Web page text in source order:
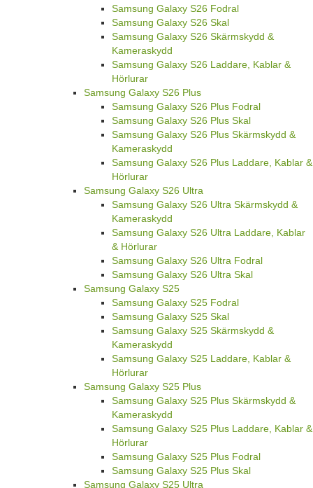
Samsung Galaxy S26 Fodral
Samsung Galaxy S26 Skal
Samsung Galaxy S26 Skärmskydd &
Kameraskydd
Samsung Galaxy S26 Laddare, Kablar &
Hörlurar
Samsung Galaxy S26 Plus
Samsung Galaxy S26 Plus Fodral
Samsung Galaxy S26 Plus Skal
Samsung Galaxy S26 Plus Skärmskydd &
Kameraskydd
Samsung Galaxy S26 Plus Laddare, Kablar &
Hörlurar
Samsung Galaxy S26 Ultra
Samsung Galaxy S26 Ultra Skärmskydd &
Kameraskydd
Samsung Galaxy S26 Ultra Laddare, Kablar
& Hörlurar
Samsung Galaxy S26 Ultra Fodral
Samsung Galaxy S26 Ultra Skal
Samsung Galaxy S25
Samsung Galaxy S25 Fodral
Samsung Galaxy S25 Skal
Samsung Galaxy S25 Skärmskydd &
Kameraskydd
Samsung Galaxy S25 Laddare, Kablar &
Hörlurar
Samsung Galaxy S25 Plus
Samsung Galaxy S25 Plus Skärmskydd &
Kameraskydd
Samsung Galaxy S25 Plus Laddare, Kablar &
Hörlurar
Samsung Galaxy S25 Plus Fodral
Samsung Galaxy S25 Plus Skal
Samsung Galaxy S25 Ultra